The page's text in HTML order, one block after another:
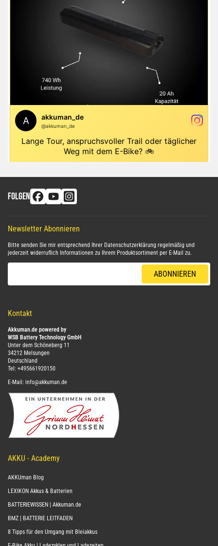
FOLGEN
Newsletter Abonnieren
Bitte senden Sie mir entsprechend Ihrer Datenschutzerklärung regelmäßig und
jederzeit widerruflich Informationen zu Ihrem Produktsortiment per E-Mail zu.
ABONNIEREN
Kontakt
Akkuman.de powered by
WSB Battery Technology GmbH
Unter dem Schöneberg 11
34212 Melsungen
Deutschland
Tel: +495661920150
E-Mail: info@akkuman.de
AKKU - Academy
AKKUman Blog
LEXIKON Akkus & Batterien
BATTERIEWISSEN | Akkuman.de
BMZ | BATTERIE LEITFADEN
8 Tipps für den Umgang mit Bleiakkus